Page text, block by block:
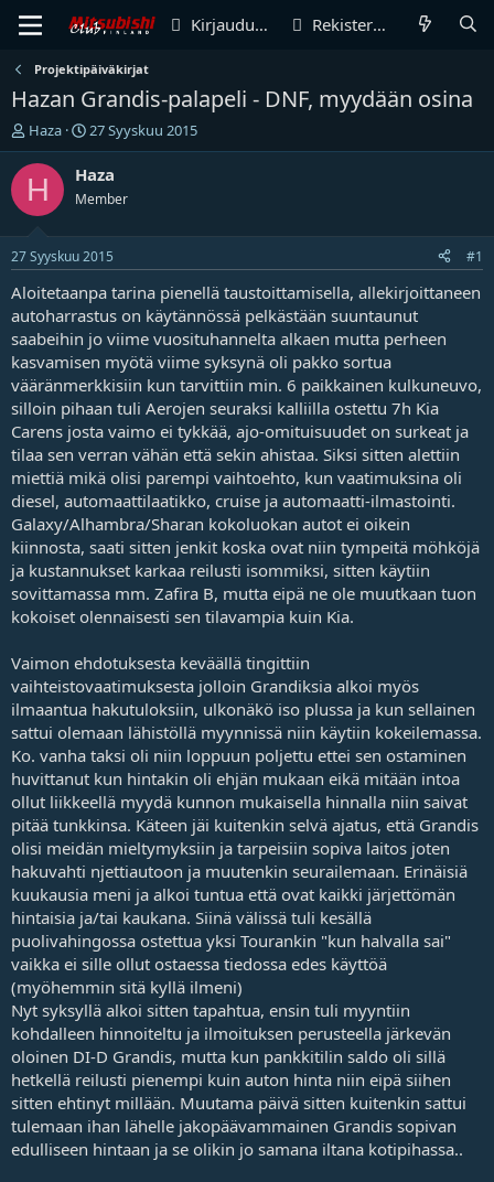
Kirjaudu sisään Rekisteröidy
Projektipäiväkirjat
Hazan Grandis-palapeli - DNF, myydään osina
V
i
e
s
k
e
t
u
n
a
l
o
i
t
a
j
a
Haza
A
l
o
t
s
p
ä
i
v
ä
m
ä
ä
r
27 Syyskuu 2015
H Haza
Member
27 Syyskuu 2015 #1
Aloitetaanpa tarina pienellä taustoittamisella, allekirjoittaneen
autoharrastus on käytännössä pelkästään suuntaunut
saabeihin jo viime vuosituhannelta alkaen mutta perheen
kasvamisen myötä viime syksynä oli pakko sortua
vääränmerkkisiin kun tarvittiin min. 6 paikkainen kulkuneuvo,
silloin pihaan tuli Aerojen seuraksi kalliilla ostettu 7h Kia
Carens josta vaimo ei tykkää, ajo-omituisuudet on surkeat ja
tilaa sen verran vähän että sekin ahistaa. Siksi sitten alettiin
miettiä mikä olisi parempi vaihtoehto, kun vaatimuksina oli
diesel, automaattilaatikko, cruise ja automaatti-ilmastointi.
Galaxy/Alhambra/Sharan kokoluokan autot ei oikein
kiinnosta, saati sitten jenkit koska ovat niin tympeitä möhköjä
ja kustannukset karkaa reilusti isommiksi, sitten käytiin
sovittamassa mm. Zafira B, mutta eipä ne ole muutkaan tuon
kokoiset olennaisesti sen tilavampia kuin Kia.
Vaimon ehdotuksesta keväällä tingittiin
vaihteistovaatimuksesta jolloin Grandiksia alkoi myös
ilmaantua hakutuloksiin, ulkonäkö iso plussa ja kun sellainen
sattui olemaan lähistöllä myynnissä niin käytiin kokeilemassa.
Ko. vanha taksi oli niin loppuun poljettu ettei sen ostaminen
huvittanut kun hintakin oli ehjän mukaan eikä mitään intoa
ollut liikkeellä myydä kunnon mukaisella hinnalla niin saivat
pitää tunkkinsa. Käteen jäi kuitenkin selvä ajatus, että Grandis
olisi meidän mieltymyksiin ja tarpeisiin sopiva laitos joten
hakuvahti njettiautoon ja muutenkin seurailemaan. Erinäisiä
kuukausia meni ja alkoi tuntua että ovat kaikki järjettömän
hintaisia ja/tai kaukana. Siinä välissä tuli kesällä
puolivahingossa ostettua yksi Tourankin "kun halvalla sai"
vaikka ei sille ollut ostaessa tiedossa edes käyttöä
(myöhemmin sitä kyllä ilmeni)
Nyt syksyllä alkoi sitten tapahtua, ensin tuli myyntiin
kohdalleen hinnoiteltu ja ilmoituksen perusteella järkevän
oloinen DI-D Grandis, mutta kun pankkitilin saldo oli sillä
hetkellä reilusti pienempi kuin auton hinta niin eipä siihen
sitten ehtinyt millään. Muutama päivä sitten kuitenkin sattui
tulemaan ihan lähelle jakopäävammainen Grandis sopivan
edulliseen hintaan ja se olikin jo samana iltana kotipihassa..